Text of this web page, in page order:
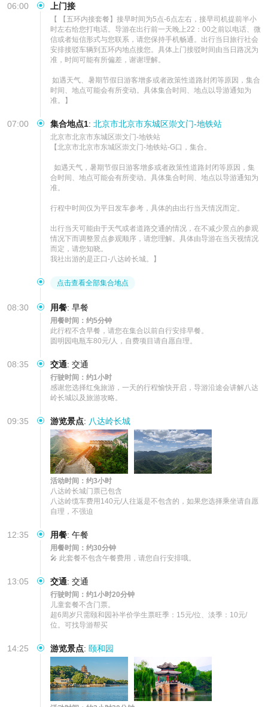
06:00 上门接
【 【五环内接套餐】接早时间为5点-6点左右，接早司机提前半小
时左右给您打电话。导游在出行前一天晚上22：00之前以电话、微
信或者短信形式与您联系，请您保持手机畅通。出行当日旅行社会
安排接驳车辆到五环内地点接您。具体上门接驳时间由当日路况为
准，时间可能有所偏差，谢谢理解。
时间、地点可能会有所变动。具体集合时间、地点以导游通知为
准。】
07:00 集合地点1: 北京市北京市东城区崇文门-地铁站
北京市北京市东城区崇文门-地铁站
【北京市北京市东城区崇文门-地铁站-G口，集合。
合时间、地点可能会有所变动。具体集合时间、地点以导游通知为
准。
行程中时间仅为平日发车参考，具体的由出行当天情况而定。
出行当天可能由于天气或者道路交通的情况，在不减少景点的参观
情况下而调整景点参观顺序，请您理解。具体由导游在当天视情况
而定，请您知晓。
我社出游的是正口-八达岭长城。】
点击查看全部集合地点
08:30 用餐: 早餐
用餐时间：约5分钟
此行程不含早餐，请您在集合以前自行安排早餐。
圆明园电瓶车80元/人，自费项目请自愿自理。
08:35 交通: 交通
行驶时间：约1小时
感谢您选择红兔旅游，一天的行程愉快开启，导游沿途会讲解八达
岭长城以及旅游攻略。
09:35 游览景点: 八达岭长城
活动时间：约3小时
八达岭长城门票已包含
八达岭缆车费用140元/人往返是不包含的，如果您选择乘坐请自愿
自理，不强迫
12:35 用餐: 午餐
用餐时间：约30分钟
🎤 此套餐不包含午餐费用，请您自行安排哦。
13:05 交通: 交通
行驶时间：约1小时20分钟
儿童套餐不含门票。
超6周岁只需颐和园补半价学生票旺季：15元/位、淡季：10元/
位。可找导游帮买
14:25 游览景点: 颐和园